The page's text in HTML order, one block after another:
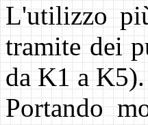
L'utilizzo
tramite dei
da K1 a K5).
Portando